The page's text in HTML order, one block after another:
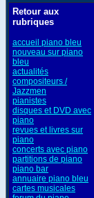
Retour aux
rubriques
accueil piano bleu
nouveau sur piano
bleu
actualités
compositeurs /
Jazzmen
pianistes
disques et DVD avec
piano
revues et livres sur
piano
concerts avec piano
partitions de piano
piano bar
annuaire piano bleu
cartes musicales